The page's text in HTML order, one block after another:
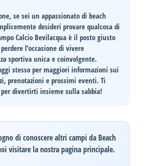
se sei un appassionato di beach
desideri provare qualcosa di
Calcio Bevilacqua è il posto giusto
l’occasione di vivere
sportiva unica e coinvolgente.
stesso per maggiori informazioni sui
prenotazioni e prossimi eventi. Ti
divertirti insieme sulla sabbia!
di conoscere altri campi da Beach
visitare la nostra pagina principale.